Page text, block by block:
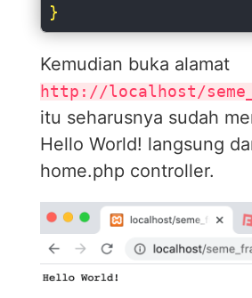
}
Kemudian buka alamat
http://localhost/
itu seharusnya sudah
Hello World! langsung
home.php controller.